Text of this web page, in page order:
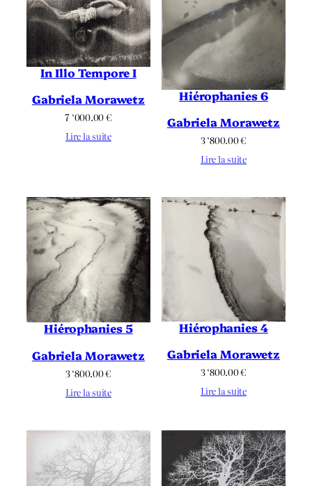
In Illo Tempore I
Gabriela Morawetz
7 ‘000.00€
Lire la suite
Hiérophanies 6
Gabriela Morawetz
3 ‘800.00€
Lire la suite
Hiérophanies 5
Gabriela Morawetz
3 ‘800.00€
Lire la suite
Hiérophanies 4
Gabriela Morawetz
3 ‘800.00€
Lire la suite